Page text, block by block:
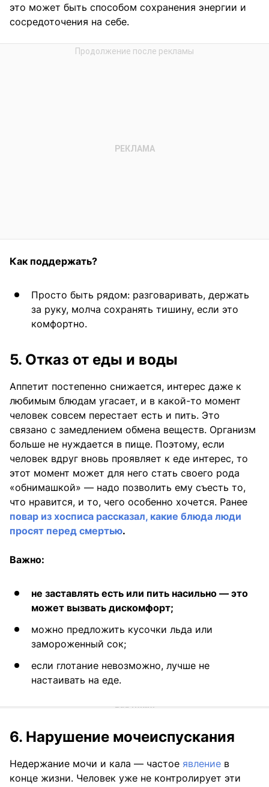
это может быть способом сохранения энергии и
сосредоточения на себе.
Как поддержать?
Просто быть рядом: разговаривать, держать
за руку, молча сохранять тишину, если это
комфортно.
5. Отказ от еды и воды
Аппетит постепенно снижается, интерес даже к
любимым блюдам угасает, и в какой-то момент
человек совсем перестает есть и пить. Это
связано с замедлением обмена веществ. Организм
больше не нуждается в пище. Поэтому, если
человек вдруг вновь проявляет к еде интерес, то
этот момент может для него стать своего рода
«обнимашкой» — надо позволить ему съесть то,
что нравится, и то, чего особенно хочется. Ранее
повар из хосписа рассказал, какие блюда люди
просят перед смертью.
Важно:
не заставлять есть или пить насильно — это
может вызвать дискомфорт;
можно предложить кусочки льда или
замороженный сок;
если глотание невозможно, лучше не
настаивать на еде.
6. Нарушение мочеиспускания
Недержание мочи и кала — частое явление в
конце жизни. Человек уже не контролирует эти